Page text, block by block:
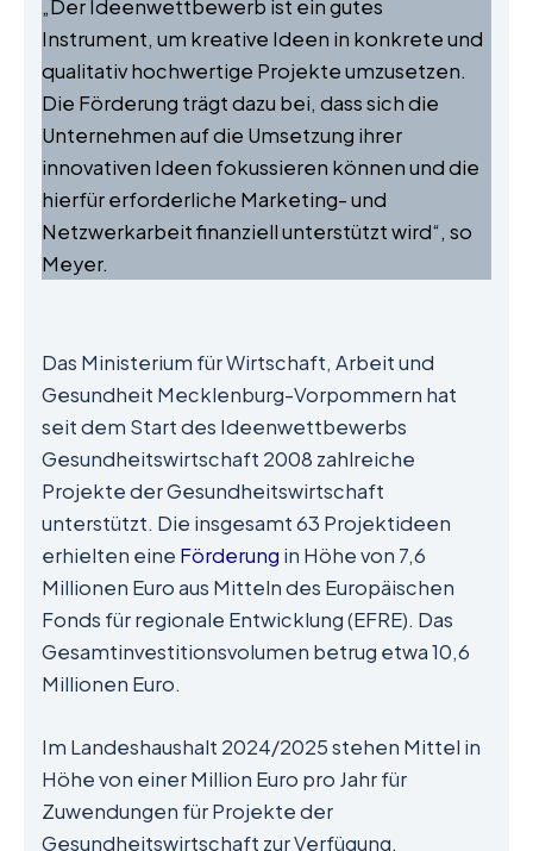
„Der Ideenwettbewerb ist ein gutes
Instrument, um kreative Ideen in konkrete und
qualitativ hochwertige Projekte umzusetzen.
Die Förderung trägt dazu bei, dass sich die
Unternehmen auf die Umsetzung ihrer
innovativen Ideen fokussieren können und die
hierfür erforderliche Marketing- und
Netzwerkarbeit finanziell unterstützt wird“, so
Meyer.
Das Ministerium für Wirtschaft, Arbeit und
Gesundheit Mecklenburg-Vorpommern hat
seit dem Start des Ideenwettbewerbs
Gesundheitswirtschaft 2008 zahlreiche
Projekte der Gesundheitswirtschaft
unterstützt. Die insgesamt 63 Projektideen
erhielten eine Förderung in Höhe von 7,6
Millionen Euro aus Mitteln des Europäischen
Fonds für regionale Entwicklung (EFRE). Das
Gesamtinvestitionsvolumen betrug etwa 10,6
Millionen Euro.
Im Landeshaushalt 2024/2025 stehen Mittel in
Höhe von einer Million Euro pro Jahr für
Zuwendungen für Projekte der
Gesundheitswirtschaft zur Verfügung.